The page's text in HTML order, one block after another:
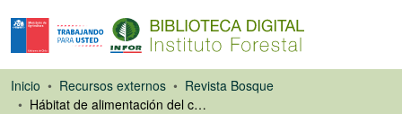
Inicio Recursos externos
Revista Bosque
Hábitat de alimentación del carpintero negro (Campephilus magellanicus) en ecosistemas forestales del parque nacional Nahuelbuta, región de La Araucanía, Chile